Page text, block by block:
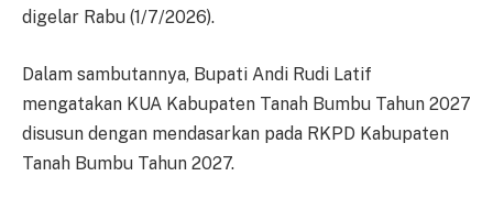
digelar Rabu (1/7/2026).
Dalam sambutannya, Bupati Andi Rudi Latif
mengatakan KUA Kabupaten Tanah Bumbu Tahun 2027
disusun dengan mendasarkan pada RKPD Kabupaten
Tanah Bumbu Tahun 2027.